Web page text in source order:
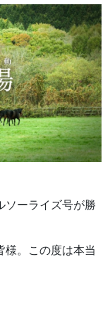
ソーライズ号が勝
様。この度は本当